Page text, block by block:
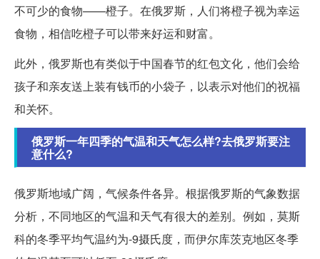
不可少的食物——橙子。在俄罗斯，人们将橙子视为幸运
食物，相信吃橙子可以带来好运和财富。
此外，俄罗斯也有类似于中国春节的红包文化，他们会给
孩子和亲友送上装有钱币的小袋子，以表示对他们的祝福
和关怀。
俄罗斯一年四季的气温和天气怎么样?去俄罗斯要注
意什么?
俄罗斯地域广阔，气候条件各异。根据俄罗斯的气象数据
分析，不同地区的气温和天气有很大的差别。例如，莫斯
科的冬季平均气温约为-9摄氏度，而伊尔库茨克地区冬季